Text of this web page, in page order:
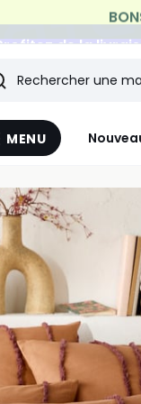
de la
Menu
MENU